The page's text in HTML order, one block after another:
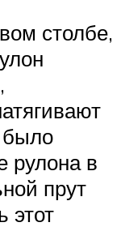
столбе,
было
рулона в
прут
этот